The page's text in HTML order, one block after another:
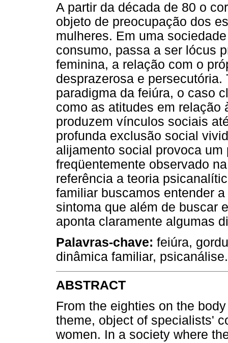
A partir da década de 80 o
objeto de preocupação dos
mulheres. Em uma
consumo, passa a ser lócus
feminina, a relação com o
desprazerosa e persecutória.
paradigma da feiúra, o caso
como as atitudes em relação
produzem vínculos sociais
profunda exclusão social
alijamento social provoca
freqüentemente observado
referência a teoria
familiar buscamos entender
sintoma que além de buscar
aponta claramente algumas
Palavras-chave: feiúra,
dinâmica familiar, psicanálise.
ABSTRACT
From the eighties on the
theme, object of specialists'
women. In a society where